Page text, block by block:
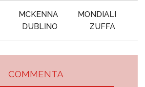
MCKENNA
MONDIALI
DUBLINO ZUFFA
COMMENTA